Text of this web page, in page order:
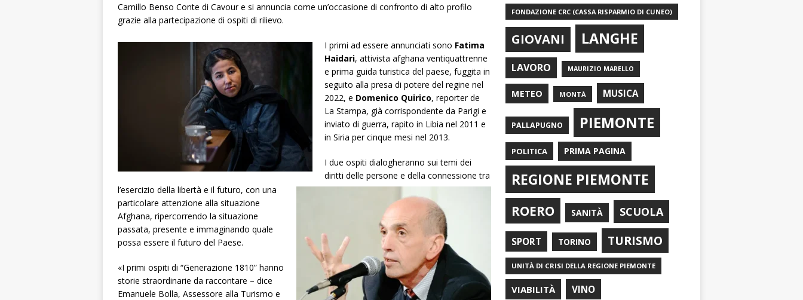
Camillo Benso Conte di Cavour e si annuncia come un’occasione di confronto di alto profilo
grazie alla partecipazione di ospiti di rilievo.
I primi ad essere annunciati sono Fatima
Haidari, attivista afghana ventiquattrenne
e prima guida turistica del paese, fuggita in
seguito alla presa di potere del regine nel
2022, e Domenico Quirico, reporter de
La Stampa, già corrispondente da Parigi e
inviato di guerra, rapito in Libia nel 2011 e
in Siria per cinque mesi nel 2013.
I due ospiti dialogheranno sui temi dei
diritti delle persone e della connessione tra
l’esercizio della libertà e il futuro, con una
particolare attenzione alla situazione
Afghana, ripercorrendo la situazione
passata, presente e immaginando quale
possa essere il futuro del Paese.
«I primi ospiti di “Generazione 1810” hanno
storie straordinarie da raccontare – dice
Emanuele Bolla, Assessore alla Turismo e
FONDAZIONE CRC (CASSA RISPARMIO DI CUNEO)
GIOVANI LANGHE
LAVORO MAURIZIO MARELLO
METEO MONTÀ MUSICA
PALLAPUGNO PIEMONTE
POLITICA PRIMA PAGINA
REGIONE PIEMONTE
ROERO SANITÀ SCUOLA
SPORT TORINO TURISMO
UNITÀ DI CRISI DELLA REGIONE PIEMONTE
VIABILITÀ VINO